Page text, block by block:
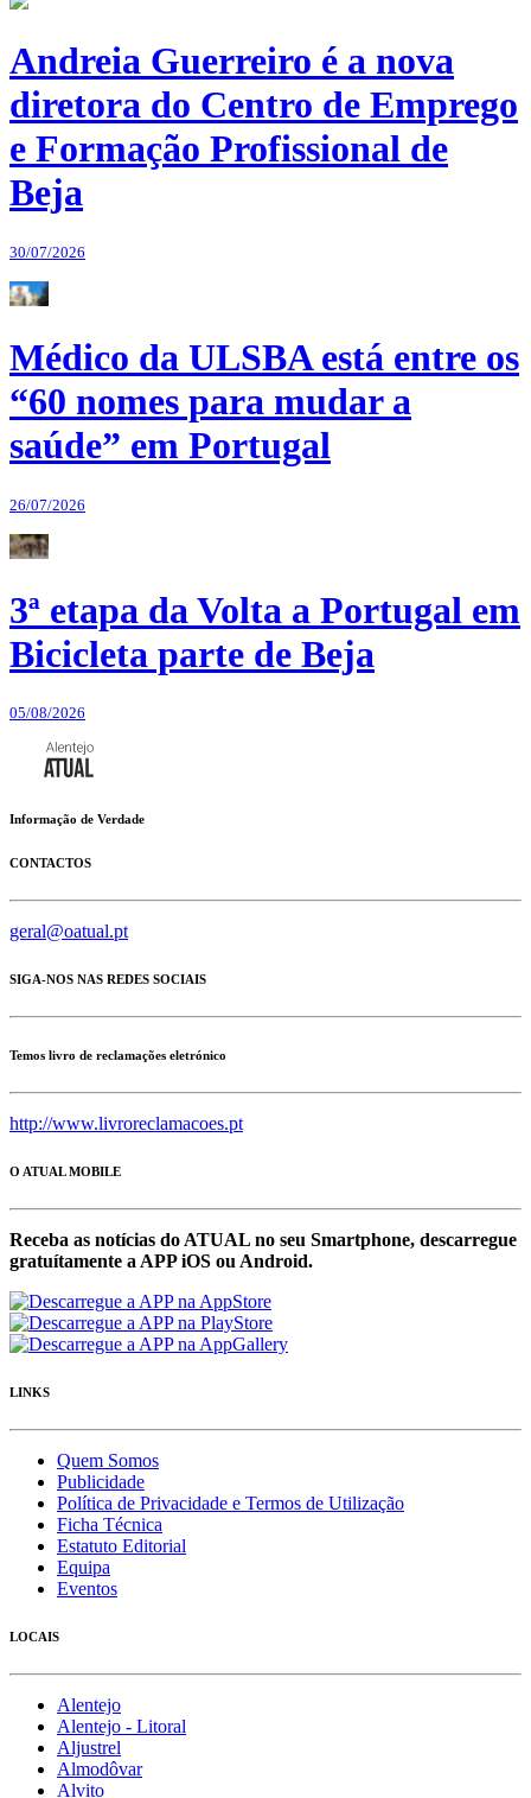
Andreia Guerreiro é a nova
diretora do Centro de Emprego
e Formação Profissional de
Beja
30/07/2026
Médico da ULSBA está entre os
“60 nomes para mudar a
saúde” em Portugal
26/07/2026
3ª etapa da Volta a Portugal em
Bicicleta parte de Beja
05/08/2026
Informação de Verdade
CONTACTOS
geral@oatual.pt
SIGA-NOS NAS REDES SOCIAIS
Temos livro de reclamações eletrónico
http://www.livroreclamacoes.pt
O ATUAL MOBILE
Receba as notícias do ATUAL no seu Smartphone, descarregue
gratuítamente a APP iOS ou Android.
LINKS
Quem Somos
Publicidade
Política de Privacidade e Termos de Utilização
Ficha Técnica
Estatuto Editorial
Equipa
Eventos
LOCAIS
Alentejo
Alentejo - Litoral
Aljustrel
Almodôvar
Alvito